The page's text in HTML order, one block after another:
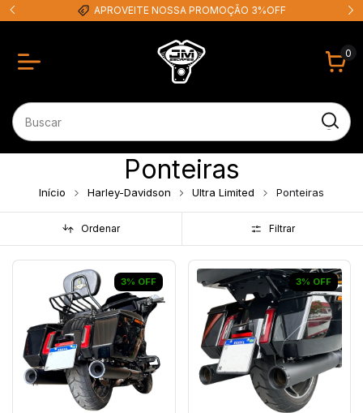
APROVEITE NOSSA PROMOÇÃO 3%OFF
0
Ponteiras
Início Harley-Davidson Ultra Limited Ponteiras
Ordenar Filtrar
3% OFF 3% OFF